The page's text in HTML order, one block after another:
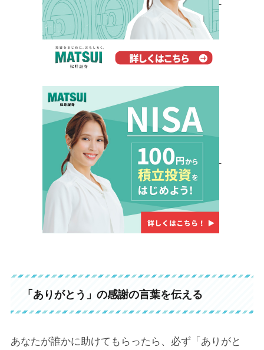
「ありがとう」の感謝の言葉を伝える
あなたが誰かに助けてもらったら、必ず「ありがと